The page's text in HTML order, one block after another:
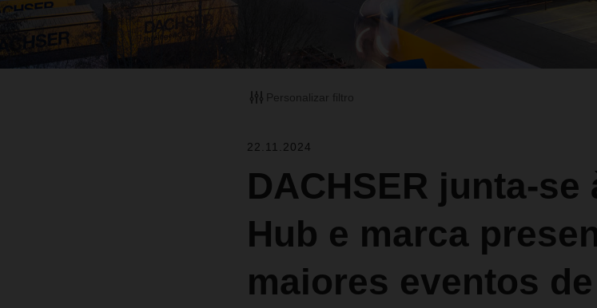
Personalizar filtro
22.11.2024
DACHSER junta-se
Hub e marca
maiores eventos